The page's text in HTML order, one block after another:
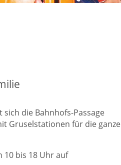
die Bahnhofs-Passage
Gruselstationen für die ganze
10 bis 18 Uhr auf